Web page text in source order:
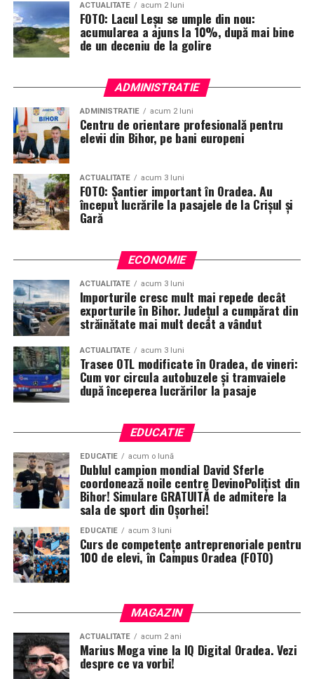
ACTUALITATE acum 2 luni
FOTO: Lacul Leșu se umple din nou:
acumularea a ajuns la 10%, după mai bine
de un deceniu de la golire
ADMINISTRATIE
ADMINISTRATIE acum 2 luni
Centru de orientare profesională pentru
elevii din Bihor, pe bani europeni
ACTUALITATE acum 3 luni
FOTO: Șantier important în Oradea. Au
început lucrările la pasajele de la Crișul și
Gară
ECONOMIE
ACTUALITATE acum 3 luni
Importurile cresc mult mai repede decât
exporturile în Bihor. Județul a cumpărat din
străinătate mai mult decât a vândut
ACTUALITATE acum 3 luni
Trasee OTL modificate în Oradea, de vineri:
Cum vor circula autobuzele și tramvaiele
după începerea lucrărilor la pasaje
EDUCATIE
EDUCATIE acum o lună
Dublul campion mondial David Sferle
coordonează noile centre DevinoPolițist din
Bihor! Simulare GRATUITĂ de admitere la
sala de sport din Oșorhei!
EDUCATIE acum 3 luni
Curs de competențe antreprenoriale pentru
100 de elevi, în Campus Oradea (FOTO)
MAGAZIN
ACTUALITATE acum 2 ani
Marius Moga vine la IQ Digital Oradea. Vezi
despre ce va vorbi!